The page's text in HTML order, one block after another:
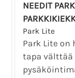
NEEDIT
Park Lite
Park Lite on
tapa välttää